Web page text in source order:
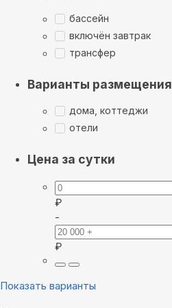
бассейн
включён завтрак
трансфер
Варианты размещения
дома, коттеджи
отели
Цена за сутки
₽
-
₽
Показать варианты